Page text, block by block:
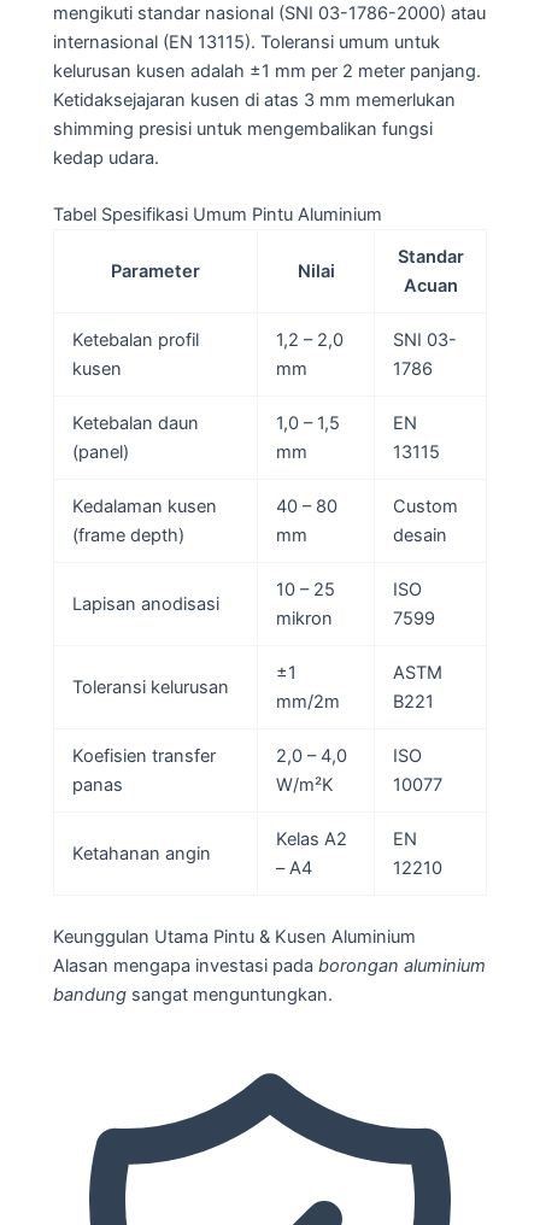
mengikuti standar nasional (SNI 03-1786-2000) atau
internasional (EN 13115). Toleransi umum untuk
kelurusan kusen adalah ±1 mm per 2 meter panjang.
Ketidaksejajaran kusen di atas 3 mm memerlukan
shimming presisi untuk mengembalikan fungsi
kedap udara.
Tabel Spesifikasi Umum Pintu Aluminium
Parameter Nilai
Standar
Acuan
Ketebalan profil
kusen
1,2 – 2,0
mm
SNI 03-
1786
Ketebalan daun
(panel)
1,0 – 1,5
mm
EN
13115
Kedalaman kusen
(frame depth)
40 – 80
mm
Custom
desain
Lapisan anodisasi
10 – 25
mikron
ISO
7599
Toleransi kelurusan
±1
mm/2m
ASTM
B221
Koefisien transfer
panas
2,0 – 4,0
W/m²K
ISO
10077
Ketahanan angin
Kelas A2
– A4
EN
12210
Keunggulan Utama Pintu & Kusen Aluminium
Alasan mengapa investasi pada borongan aluminium
bandung sangat menguntungkan.